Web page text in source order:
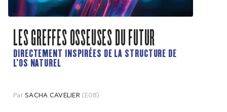
LES GREFFES OSSEUSES DU FUTUR
DIRECTEMENT INSPIRÉES DE LA STRUCTURE DE
L'OS NATUREL
ParSACHA CAVELIER (E08)